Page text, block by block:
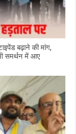
बढ़ाने की मांग,
समर्थन में आए